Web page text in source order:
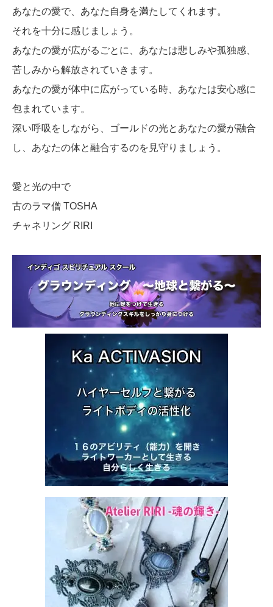
あなたの愛で、あなた自身を満たしてくれます。
それを十分に感じましょう。
あなたの愛が広がるごとに、あなたは悲しみや孤独感、
苦しみから解放されていきます。
あなたの愛が体中に広がっている時、あなたは安心感に
包まれています。
深い呼吸をしながら、ゴールドの光とあなたの愛が融合
し、あなたの体と融合するのを見守りましょう。
愛と光の中で
古のラマ僧 TOSHA
チャネリング RIRI